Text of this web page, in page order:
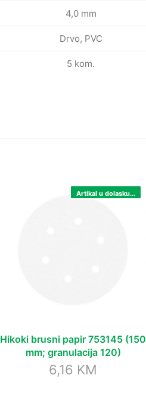
4,0 mm
Drvo, PVC
5 kom.
Artikal u dolasku...
Hikoki brusni papir 753145 (150
mm; granulacija 120)
6,16 KM